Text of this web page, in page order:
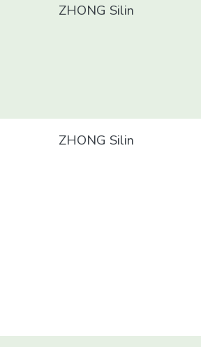
ZHONG Silin
ZHONG Silin